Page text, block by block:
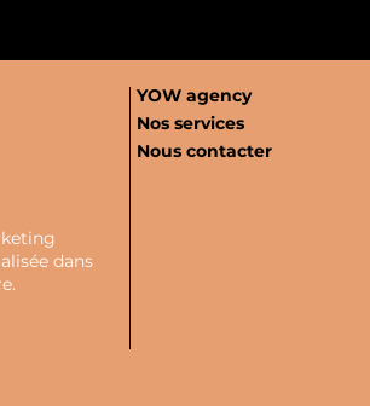
YOW agency
Nos services
Nous contacter
dans